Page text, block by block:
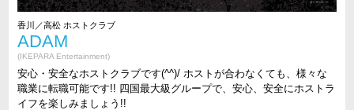
香川／高松 ホストクラブ
ADAM
(IKEPARA Entertainment)
安心・安全なホストクラブです(^^)/ ホストが合わなくても、様々な
職業に転職可能です!! 四国最大級グループで、安心、安全にホストラ
イフを楽しみましょう!!